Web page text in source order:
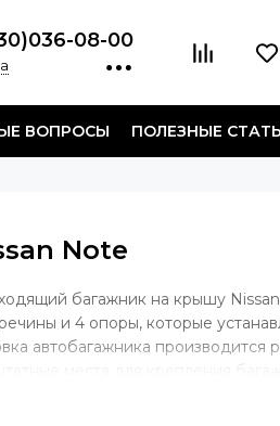
08-00
ВОПРОСЫ ПОЛЕЗНЫЕ
Note
багажник на крышу
и 4 опоры, которые
автобагажника производится
места для крепления
В случае, если у